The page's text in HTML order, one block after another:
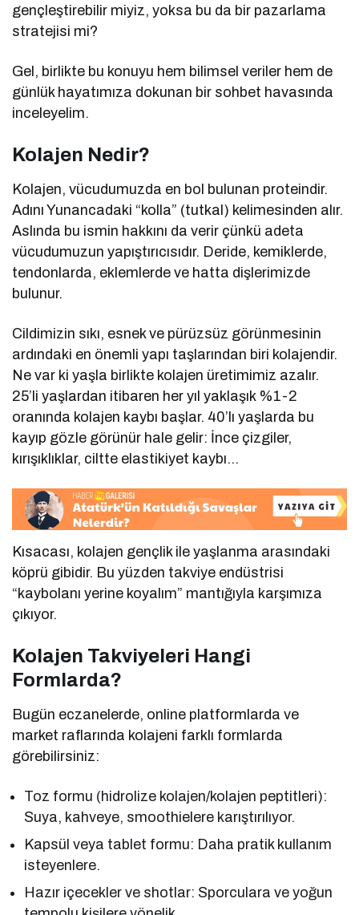
gençleştirebilir miyiz, yoksa bu da bir pazarlama
stratejisi mi?
Gel, birlikte bu konuyu hem bilimsel veriler hem de
günlük hayatımıza dokunan bir sohbet havasında
inceleyelim.
Kolajen Nedir?
Kolajen, vücudumuzda en bol bulunan proteindir.
Adını Yunancadaki “kolla” (tutkal) kelimesinden alır.
Aslında bu ismin hakkını da verir çünkü adeta
vücudumuzun yapıştırıcısıdır. Deride, kemiklerde,
tendonlarda, eklemlerde ve hatta dişlerimizde
bulunur.
Cildimizin sıkı, esnek ve pürüzsüz görünmesinin
ardındaki en önemli yapı taşlarından biri kolajendir.
Ne var ki yaşla birlikte kolajen üretimimiz azalır.
25’li yaşlardan itibaren her yıl yaklaşık %1-2
oranında kolajen kaybı başlar. 40’lı yaşlarda bu
kayıp gözle görünür hale gelir: İnce çizgiler,
kırışıklıklar, ciltte elastikiyet kaybı…
Kısacası, kolajen gençlik ile yaşlanma arasındaki
köprü gibidir. Bu yüzden takviye endüstrisi
“kaybolanı yerine koyalım” mantığıyla karşımıza
çıkıyor.
Kolajen Takviyeleri Hangi
Formlarda?
Bugün eczanelerde, online platformlarda ve
market raflarında kolajeni farklı formlarda
görebilirsiniz:
Toz formu (hidrolize kolajen/kolajen peptitleri):
Suya, kahveye, smoothielere karıştırılıyor.
Kapsül veya tablet formu: Daha pratik kullanım
isteyenlere.
Hazır içecekler ve shotlar: Sporculara ve yoğun